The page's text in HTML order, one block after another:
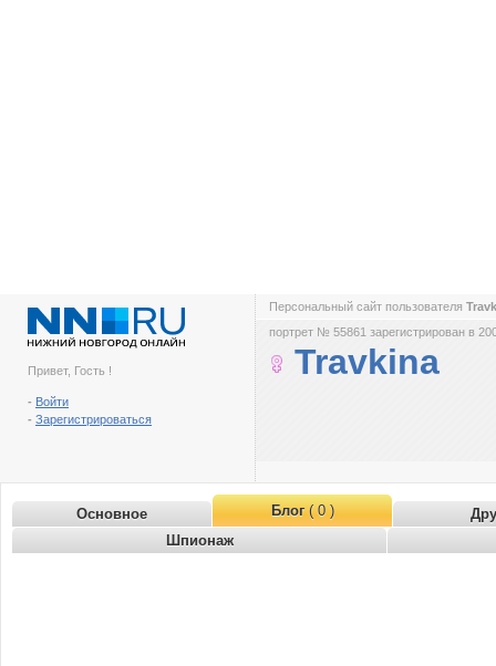
Привет, Гость !
- Войти
- Зарегистрироваться
Персональный сайт пользователя
портрет № 55861 зарегистрирован в
Travkina
Основное Блог( 0 )
Шпионаж